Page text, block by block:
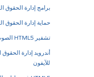
برامج إدارة الحقوق
حماية إدارة الحقوق
تشفير HTML5 الصوت/الفيديو PDF
أندرويد إدارة
للآيفون